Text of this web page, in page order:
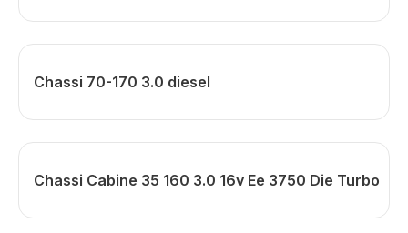
Chassi 70-170 3.0 diesel
Chassi Cabine 35 160 3.0 16v Ee 3750 Die Turbo